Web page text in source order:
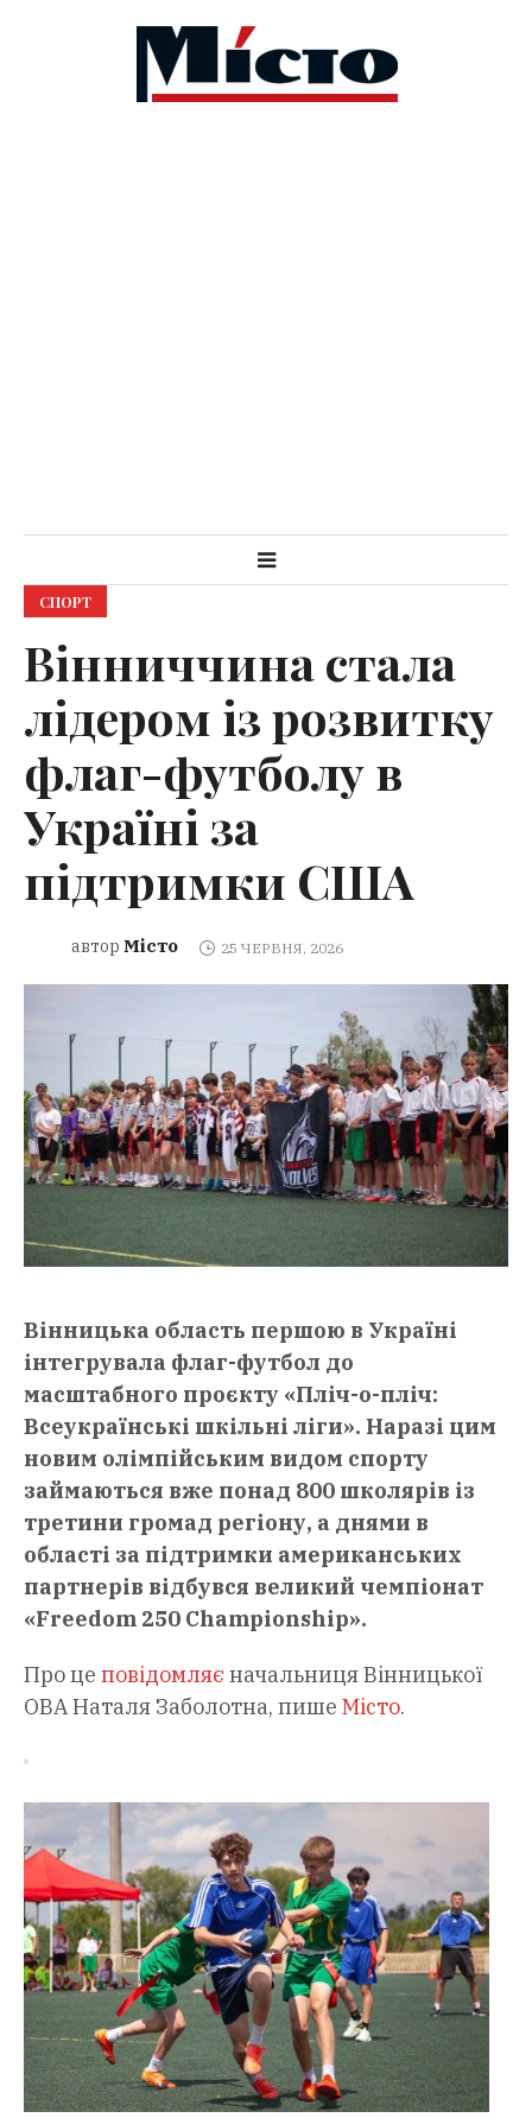
СПОРТ
Вінниччина стала
лідером із розвитку
флаг-футболу в
Україні за
підтримки США
автор Місто 25 ЧЕРВНЯ, 2026
Вінницька область першою в Україні
інтегрувала флаг-футбол до
масштабного проєкту «Пліч-о-пліч:
Всеукраїнські шкільні ліги». Наразі цим
новим олімпійським видом спорту
займаються вже понад 800 школярів із
третини громад регіону, а днями в
області за підтримки американських
партнерів відбувся великий чемпіонат
«Freedom 250 Championship».
Про це повідомляє начальниця Вінницької
ОВА Наталя Заболотна, пише Місто.